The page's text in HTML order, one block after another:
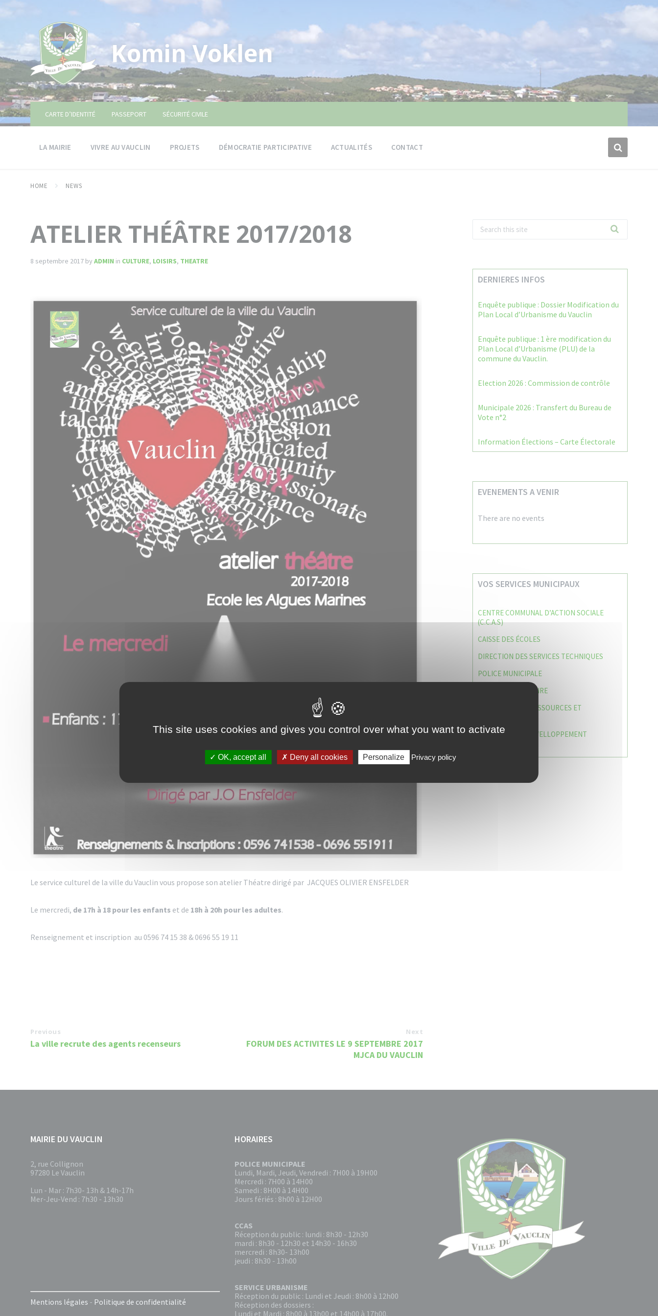
Komin Voklen
CARTE D’IDENTITÉ PASSEPORT SÉCURITÉ CIVILE
LA MAIRIE VIVRE AU VAUCLIN PROJETS DÉMOCRATIE PARTICIPATIVE ACTUALITÉS CONTACT
HOME NEWS
ATELIER THÉÂTRE 2017/2018
8 septembre 2017 by ADMIN in CULTURE, LOISIRS, THEATRE
Le service culturel de la ville du Vauclin vous propose son atelier Théatre dirigé par JACQUES OLIVIER ENSFELDER
Le mercredi, de 17h à 18 pour les enfants et de 18h à 20h pour les adultes.
Renseignement et inscription au 0596 74 15 38 & 0696 55 19 11
Previous
La ville recrute des agents recenseurs
Next
FORUM DES ACTIVITES LE 9 SEPTEMBRE 2017
MJCA DU VAUCLIN
DERNIERES INFOS
Enquête publique : Dossier Modification du
Plan Local d’Urbanisme du Vauclin
Enquête publique : 1 ère modification du
Plan Local d’Urbanisme (PLU) de la
commune du Vauclin.
Election 2026 : Commission de contrôle
Municipale 2026 : Transfert du Bureau de
Vote n°2
Information Élections – Carte Électorale
EVENEMENTS A VENIR
There are no events
VOS SERVICES MUNICIPAUX
CENTRE COMMUNAL D’ACTION SOCIALE
(C.C.A.S)
CAISSE DES ÉCOLES
DIRECTION DES SERVICES TECHNIQUES
POLICE MUNICIPALE
LE CABINET DU MAIRE
DIRECTION DES RESSOURCES ET
DIRECTION DU DEVELLOPPEMENT
MAIRIE DU VAUCLIN
2, rue Collignon
97280 Le Vauclin
Lun - Mar : 7h30- 13h & 14h-17h
Mer-Jeu-Vend : 7h30 - 13h30
Mentions légales - Politique de confidentialité
HORAIRES
POLICE MUNICIPALE
Lundi, Mardi, Jeudi, Vendredi : 7H00 à 19H00
Mercredi : 7H00 à 14H00
Samedi : 8H00 à 14H00
Jours fériés : 8h00 à 12H00
CCAS
Réception du public : lundi : 8h30 - 12h30
mardi : 8h30 - 12h30 et 14h30 - 16h30
mercredi : 8h30- 13h00
jeudi : 8h30 - 13h00
SERVICE URBANISME
Réception du public : Lundi et Jeudi : 8h00 à 12h00
Réception des dossiers :
Lundi et Mardi : 8h00 à 13h00 et 14h00 à 17h00.
This site uses cookies and gives you control over what you want to activate
OK, accept all Deny all cookies Personalize Privacy policy